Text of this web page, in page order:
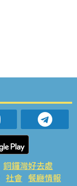
銅鑼灣好去處
社會 餐廳情報